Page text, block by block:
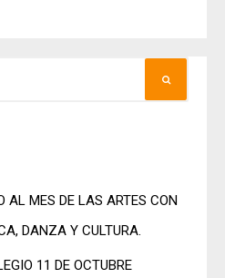
AL MES DE LAS ARTES CON
DANZA Y CULTURA.
11 DE OCTUBRE